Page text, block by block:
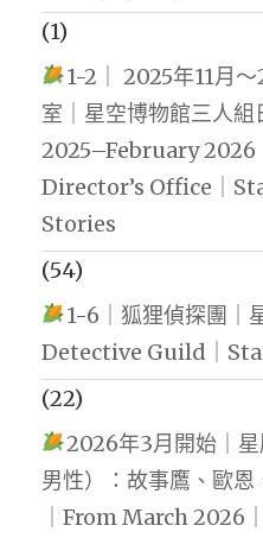
(1)
1-2｜ 2025年11月
室｜星空博物館三人
2025–February
Director’s Office｜
Stories
(54)
1-6｜狐狸偵探團｜
Detective Guild｜
(22)
2026年3月開始｜
男性）：故事鷹、歐
｜From March 2026